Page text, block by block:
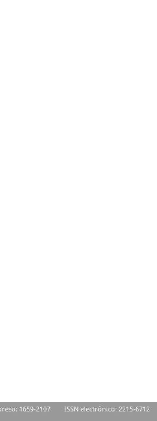
1659-2107 ISSN electrónico: 2215-6712